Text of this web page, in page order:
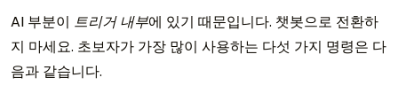
AI 부분이 트리거 내부에 있기 때문입니다. 챗봇으로 전환하
지 마세요. 초보자가 가장 많이 사용하는 다섯 가지 명령은 다
음과 같습니다.